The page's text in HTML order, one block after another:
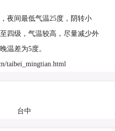
夜间最低气温25度，阴转小
四级，气温较高，尽量减少外
温差为5度。
taibei_mingtian.html
台中